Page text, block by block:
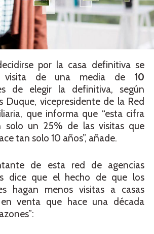
por la casa definitiva se
visita de una media de 10
de elegir la definitiva, según
Duque, vicepresidente de la Red
que informa que “esta cifra
solo un 25% de las visitas que
tan solo 10 años”, añade.
de esta red de agencias
dice que el hecho de que los
hagan menos visitas a casas
venta que hace una década